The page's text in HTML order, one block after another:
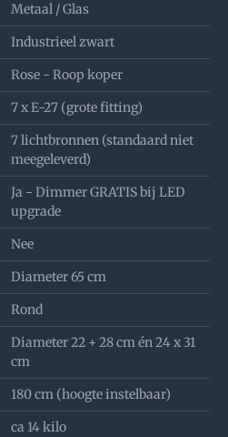
Metaal / Glas
Industrieel zwart
Rose - Roop koper
7 x E-27 (grote fitting)
7 lichtbronnen (standaard niet
meegeleverd)
Ja - Dimmer GRATIS bij LED
upgrade
Nee
Diameter 65 cm
Rond
Diameter 22 + 28 cm én 24 x 31
cm
180 cm (hoogte instelbaar)
ca 14 kilo